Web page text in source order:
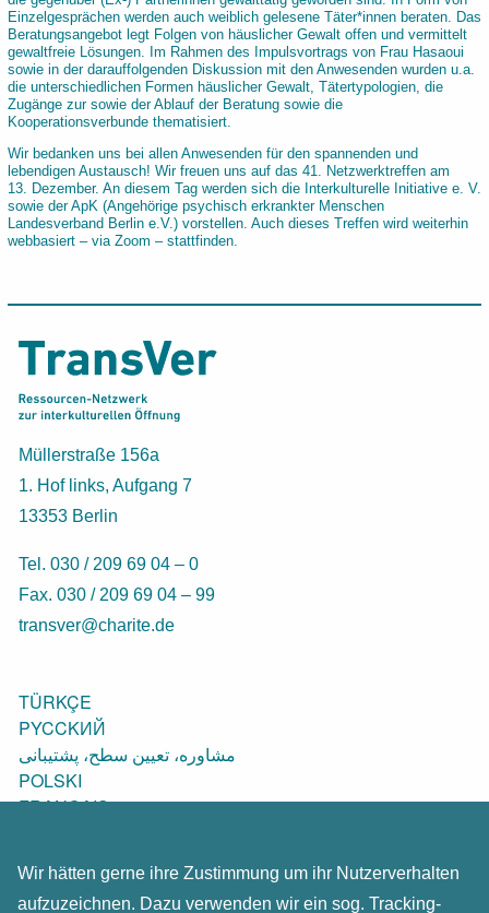
Einzelgesprächen werden auch weiblich gelesene Täter*innen beraten. Das
Beratungsangebot legt Folgen von häuslicher Gewalt offen und vermittelt
gewaltfreie Lösungen. Im Rahmen des Impulsvortrags von Frau Hasaoui
sowie in der darauffolgenden Diskussion mit den Anwesenden wurden u.a.
die unterschiedlichen Formen häuslicher Gewalt, Tätertypologien, die
Zugänge zur sowie der Ablauf der Beratung sowie die
Kooperationsverbunde thematisiert.
Wir bedanken uns bei allen Anwesenden für den spannenden und
lebendigen Austausch! Wir freuen uns auf das 41. Netzwerktreffen am
13. Dezember. An diesem Tag werden sich die Interkulturelle Initiative e. V.
sowie der ApK (Angehörige psychisch erkrankter Menschen
Landesverband Berlin e.V.) vorstellen. Auch dieses Treffen wird weiterhin
webbasiert – via Zoom – stattfinden.
Müllerstraße 156a
1. Hof links, Aufgang 7
13353 Berlin
Tel. 030 / 209 69 04 – 0
Fax. 030 / 209 69 04 – 99
transver@charite.de
TÜRKÇE
PYCCKИЙ
مشاوره، تعیین سطح، پشتیبانی
POLSKI
FRANÇAIS
SRPSKO-HRVATSKI
Wir hätten gerne ihre Zustimmung um ihr Nutzerverhalten
aufzuzeichnen. Dazu verwenden wir ein sog. Tracking-